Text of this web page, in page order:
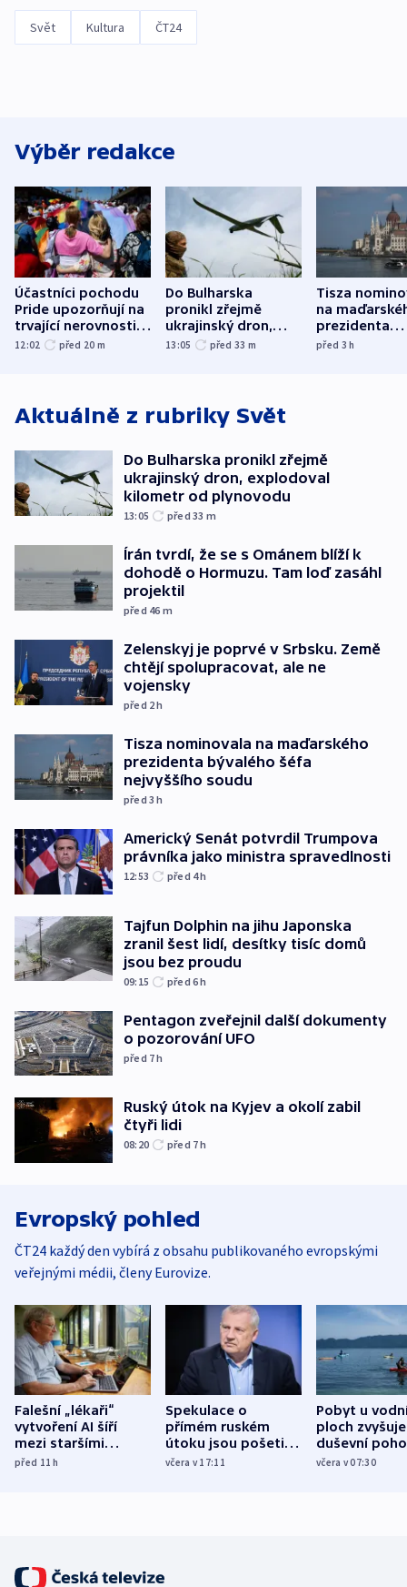
Svět Kultura ČT24
Výběr redakce
Účastníci pochodu
Pride upozorňují na
trvající nerovnosti i
společenskou
12:02 před 20 m
Do Bulharska
pronikl zřejmě
ukrajinský dron,
explodoval kilometr
13:05 před 33 m
Tisza
na
prezidenta
bývalého
před 3h
Aktuálně z rubriky Svět
Do Bulharska pronikl zřejmě
ukrajinský dron, explodoval
kilometr od plynovodu
13:05 před 33 m
Írán tvrdí, že se s Ománem blíží k
dohodě o Hormuzu. Tam loď zasáhl
projektil
před 46 m
Zelenskyj je poprvé v Srbsku. Země
chtějí spolupracovat, ale ne
vojensky
před 2h
Tisza nominovala na maďarského
prezidenta bývalého šéfa
nejvyššího soudu
před 3h
Americký Senát potvrdil Trumpova
právníka jako ministra spravedlnosti
12:53 před 4h
Tajfun Dolphin na jihu Japonska
zranil šest lidí, desítky tisíc domů
jsou bez proudu
09:15 před 6h
Pentagon zveřejnil další dokumenty
o pozorování UFO
před 7h
Ruský útok na Kyjev a okolí zabil
čtyři lidi
08:20 před 7h
Evropský pohled
ČT24 každý den vybírá z obsahu publikovaného evropskými
veřejnými médii, členy Eurovize.
Falešní „lékaři“
vytvoření AI šíří
mezi staršími
Poláky nebezpečné
před 11h
Spekulace o
přímém ruském
útoku jsou pošetilé,
míní estonský
včera v 17:11
Pobyt u
ploch zvyšuje
duševní
ukázala
včera v 07:30